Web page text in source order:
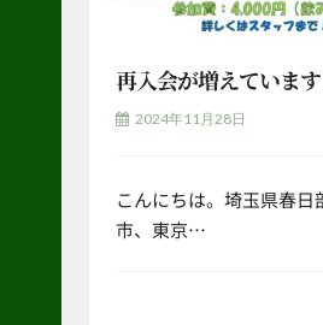
再入会が増えていま
2024年11月28日
こんにちは。埼玉県春日
市、東京…